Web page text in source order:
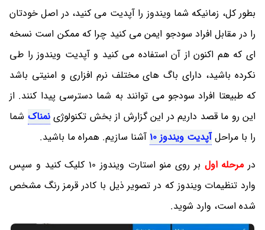
بطور کل، زمانیکه شما ویندوز را آپدیت می کنید، در اصل خودتان
را در مقابل افراد سودجو ایمن می کنید چرا که ممکن است نسخه
ای که هم اکنون از آن استفاده می کنید و آپدیت ویندوز را طی
نکرده باشید، دارای باگ های مختلف نرم افزاری و امنیتی باشد
که طبیعتا افراد سودجو می توانند به شما دسترسی پیدا کنند. از
این رو ما قصد داریم در این گزارش از بخش تکنولوژینمناک شما
را با مراحلآپدیت ویندوز 10
آشنا سازیم. همراه ما باشید.
در مرحله اول
بر روی منو استارت ویندوز 10 کلیک کنید و سپس
وارد تنظیمات ویندوز که در تصویر ذیل با کادر قرمز رنگ مشخص
شده است، وارد شوید.